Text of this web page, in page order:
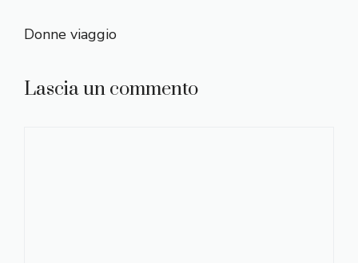
Donne viaggio
Lascia un commento